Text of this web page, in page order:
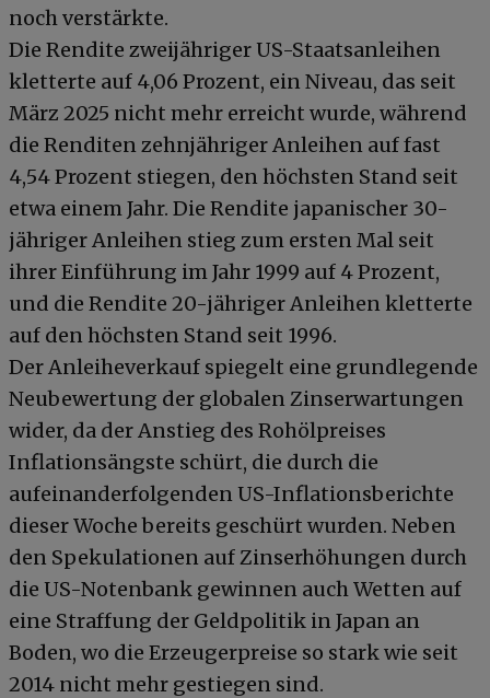
noch verstärkte.
Die Rendite zweijähriger US-Staatsanleihen
kletterte auf 4,06 Prozent, ein Niveau, das seit
März 2025 nicht mehr erreicht wurde, während
die Renditen zehnjähriger Anleihen auf fast
4,54 Prozent stiegen, den höchsten Stand seit
etwa einem Jahr. Die Rendite japanischer 30-
jähriger Anleihen stieg zum ersten Mal seit
ihrer Einführung im Jahr 1999 auf 4 Prozent,
und die Rendite 20-jähriger Anleihen kletterte
auf den höchsten Stand seit 1996.
Der Anleiheverkauf spiegelt eine grundlegende
Neubewertung der globalen Zinserwartungen
wider, da der Anstieg des Rohölpreises
Inflationsängste schürt, die durch die
aufeinanderfolgenden US-Inflationsberichte
dieser Woche bereits geschürt wurden. Neben
den Spekulationen auf Zinserhöhungen durch
die US-Notenbank gewinnen auch Wetten auf
eine Straffung der Geldpolitik in Japan an
Boden, wo die Erzeugerpreise so stark wie seit
2014 nicht mehr gestiegen sind.